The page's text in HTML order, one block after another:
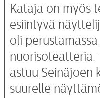
Kataja on myös
esiintyvä
oli
nuorisoteatteria.
astuu Seinäjoen
suurelle